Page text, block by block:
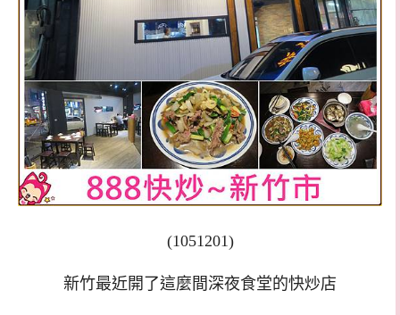
(1051201)
新竹最近開了這麼間深夜食堂的快炒店